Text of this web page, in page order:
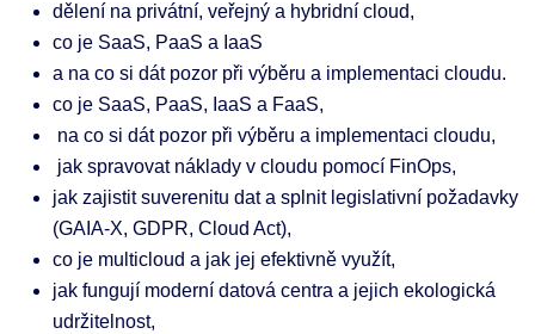
dělení na privátní, veřejný a hybridní cloud,
co je SaaS, PaaS a IaaS
a na co si dát pozor při výběru a implementaci cloudu.
co je SaaS, PaaS, IaaS a FaaS,
na co si dát pozor při výběru a implementaci cloudu,
jak spravovat náklady v cloudu pomocí FinOps,
jak zajistit suverenitu dat a splnit legislativní požadavky
(GAIA-X, GDPR, Cloud Act),
co je multicloud a jak jej efektivně využít,
jak fungují moderní datová centra a jejich ekologická
udržitelnost,